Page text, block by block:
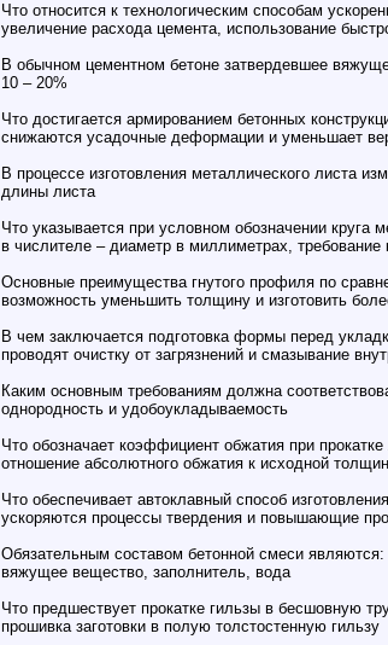
Что относится к технологическим способам
увеличение расхода цемента, использование
В обычном цементном бетоне затвердевшее
10 – 20%
Что достигается армированием бетонных
снижаются усадочные деформации и уменьшает
В процессе изготовления металлического листа
длины листа
Что указывается при условном обозначении круга
в числителе – диаметр в миллиметрах, требование
Основные преимущества гнутого профиля по
возможность уменьшить толщину и изготовить
В чем заключается подготовка формы перед
проводят очистку от загрязнений и смазывание
Каким основным требованиям должна
однородность и удобоукладываемость
Что обозначает коэффициент обжатия при прокатке
отношение абсолютного обжатия к исходной
Что обеспечивает автоклавный способ
ускоряются процессы твердения и повышающие
Обязательным составом бетонной смеси являются:
вяжущее вещество, заполнитель, вода
Что предшествует прокатке гильзы в бесшовную
прошивка заготовки в полую толстостенную гильзу